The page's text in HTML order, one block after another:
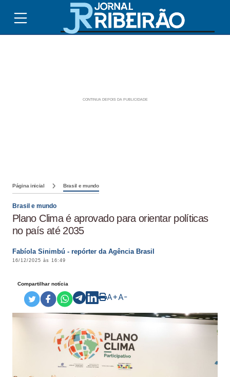
Página inicial Brasil e mundo
Brasil e mundo
Plano Clima é aprovado para orientar políticas
no país até 2035
Fabíola Sinimbú - repórter da Agência Brasil
16/12/2025 às 16:49
Compartilhar notícia
A+A-